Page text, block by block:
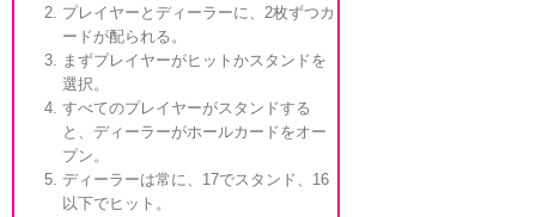
プレイヤーとディーラーに、2枚ずつカ
ードが配られる。
まずプレイヤーがヒットかスタンドを
選択。
すべてのプレイヤーがスタンドする
と、ディーラーがホールカードをオー
プン。
ディーラーは常に、17でスタンド、16
以下でヒット。